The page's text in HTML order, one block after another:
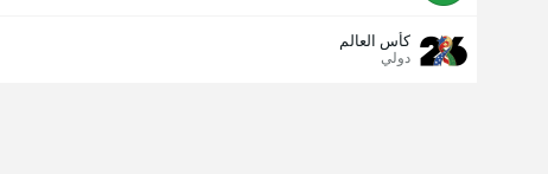
كأس العالم
دولي